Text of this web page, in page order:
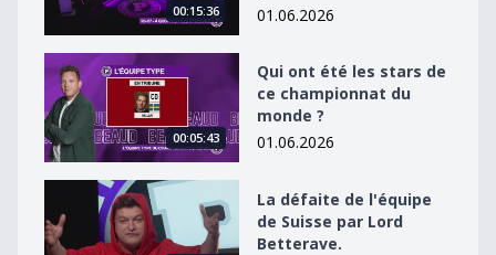
00:15:36
01.06.2026
Qui ont été les stars de ce championnat du monde ?
00:05:43
Qui ont été les stars de
ce championnat du
monde ?
01.06.2026
La défaite de l&#039;équipe de Suisse par Lord
La défaite de l'équipe
de Suisse par Lord
Betterave.